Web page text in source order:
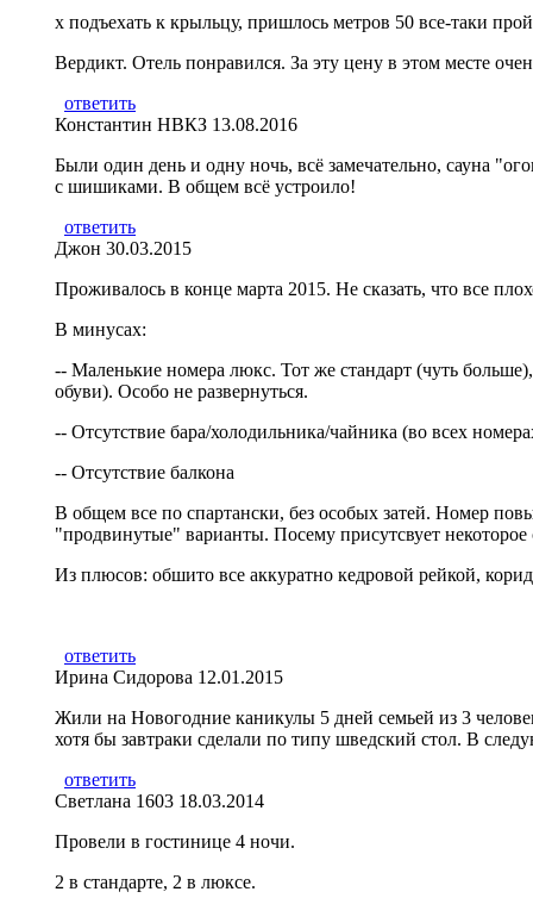
х подъехать к крыльцу, пришлось метров 50 все-таки
Вердикт. Отель понравился. За эту цену в этом месте
ответить
Константин НВКЗ 13.08.2016
Были один день и одну ночь, всё замечательно, сауна
с шишиками. В общем всё устроило!
ответить
Джон 30.03.2015
Проживалось в конце марта 2015. Не сказать, что все
В минусах:
-- Маленькие номера люкс. Тот же стандарт (чуть
обуви). Особо не развернуться.
-- Отсутствие бара/холодильника/чайника (во всех
-- Отсутствие балкона
В общем все по спартански, без особых затей. Номер
"продвинутые" варианты. Посему присутсвует некоторое
Из плюсов: обшито все аккуратно кедровой рейкой,
ответить
Ирина Сидорова 12.01.2015
Жили на Новогодние каникулы 5 дней семьей из 3
хотя бы завтраки сделали по типу шведский стол. В
ответить
Светлана 1603 18.03.2014
Провели в гостинице 4 ночи.
2 в стандарте, 2 в люксе.